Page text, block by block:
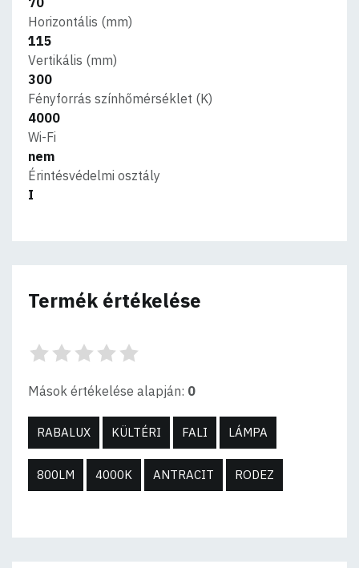
Horizontális (mm)
115
Vertikális (mm)
300
Fényforrás színhőmérséklet (K)
4000
Wi-Fi
nem
Érintésvédelmi osztály
I
Termék értékelése
Mások értékelése alapján: 0
RABALUX KÜLTÉRI FALI LÁMPA
800LM 4000K ANTRACIT RODEZ